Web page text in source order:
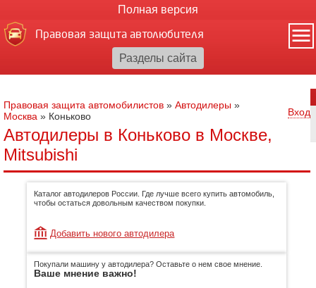
Полная версия
Правовая защита автолюбителя
Правовая защита автомобилистов » Автодилеры »
Москва » Коньково Вход
Автодилеры в Коньково в Москве,
Mitsubishi
Каталог автодилеров России. Где лучше всего купить автомобиль,
чтобы остаться довольным качеством покупки.
Добавить нового автодилера
Покупали машину у автодилера? Оставьте о нем свое мнение.
Ваше мнение важно!